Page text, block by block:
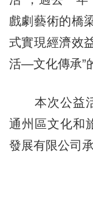
戲劇藝術的橋
式實現經濟效
活—文化傳承”
本次公益活
通州區文化和
發展有限公司承